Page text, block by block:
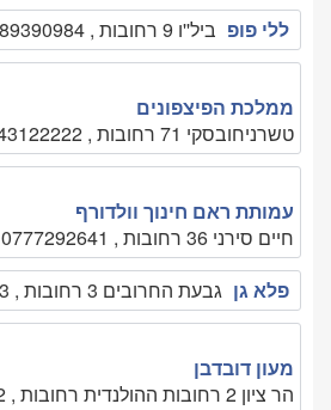
ללי פופ ביל''ו 9 רחובות , 089390984
ממלכת הפיצפונים
טשרניחובסקי 71 רחובות , 0543122222
עמותת ראם חינוך וולדורף
חיים סירני 36 רחובות , 0777292641
פלא גן גבעת החרובים 3 רחובות , 089358063
מעון דובדבן
הר ציון 2 רחובות ההולנדית רחובות , 08-9316292